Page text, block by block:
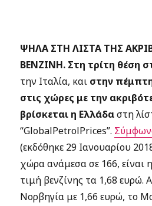
ΨΗΛΑ ΣΤΗ ΛΙΣΤΑ ΤΗΣ
ΒΕΝΖΙΝΗ. Στη τρίτη θέση
την Ιταλία, και στην
στις χώρες με την
βρίσκεται η Ελλάδαστη
“GlobalPetrolPrices”.
(εκδόθηκε 29 Ιανουαρίου
χώρα ανάμεσα σε 166, είναι
τιμή βενζίνης τα 1,68 ευρώ.
Νορβηγία με 1,66 ευρώ, το